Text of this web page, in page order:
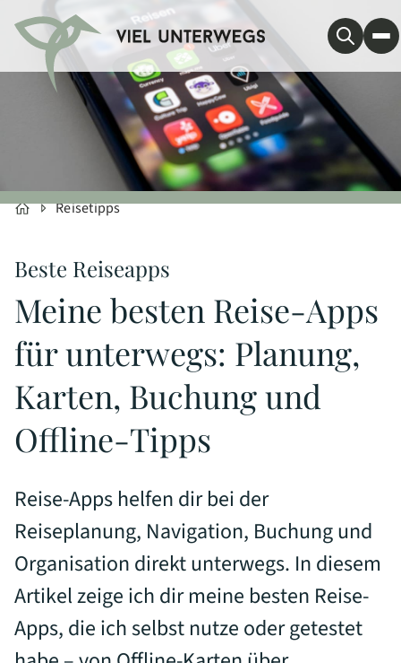
Reisetipps
Beste Reiseapps
Meine besten Reise-Apps
für unterwegs: Planung,
Karten, Buchung und
Offline-Tipps
Reise-Apps helfen dir bei der
Reiseplanung, Navigation, Buchung und
Organisation direkt unterwegs. In diesem
Artikel zeige ich dir meine besten Reise-
Apps, die ich selbst nutze oder getestet